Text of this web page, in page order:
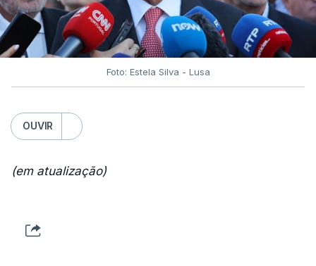
Foto: Estela Silva - Lusa
OUVIR
(em atualização)